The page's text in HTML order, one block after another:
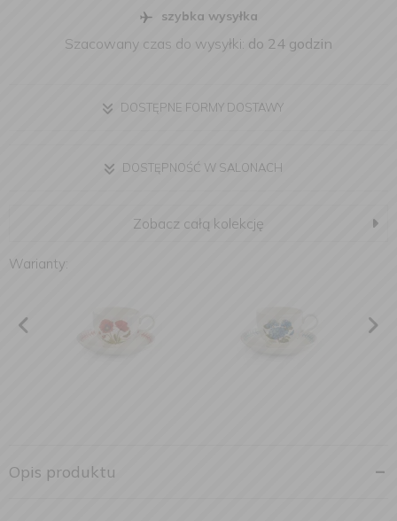
szybka wysyłka
Szacowany czas do wysyłki: do 24 godzin
DOSTĘPNE FORMY DOSTAWY
DOSTĘPNOŚĆ W SALONACH
Zobacz całą kolekcję
Warianty:
Opis produktu